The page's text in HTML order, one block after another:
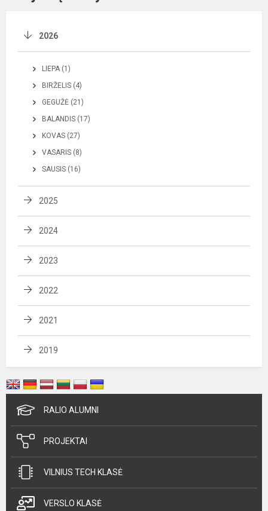
2026
LIEPA (1)
BIRŽELIS (4)
GEGUŽĖ (21)
BALANDIS (17)
KOVAS (27)
VASARIS (8)
SAUSIS (16)
2025
2024
2023
2022
2021
2019
RALIO ALUMNI
PROJEKTAI
VILNIUS TECH KLASĖ
VERSLO KLASĖ